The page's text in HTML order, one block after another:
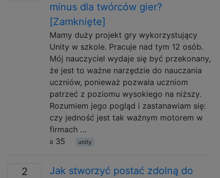
minus dla twórców gier?
[Zamknięte]
Mamy duży projekt gry wykorzystujący
Unity w szkole. Pracuje nad tym 12 osób.
Mój nauczyciel wydaje się być przekonany,
że jest to ważne narzędzie do nauczania
uczniów, ponieważ pozwala uczniom
patrzeć z poziomu wysokiego na niższy.
Rozumiem jego pogląd i zastanawiam się:
czy jedność jest tak ważnym motorem w
firmach …
35
unity
2
Jak stworzyć postać zdolną do